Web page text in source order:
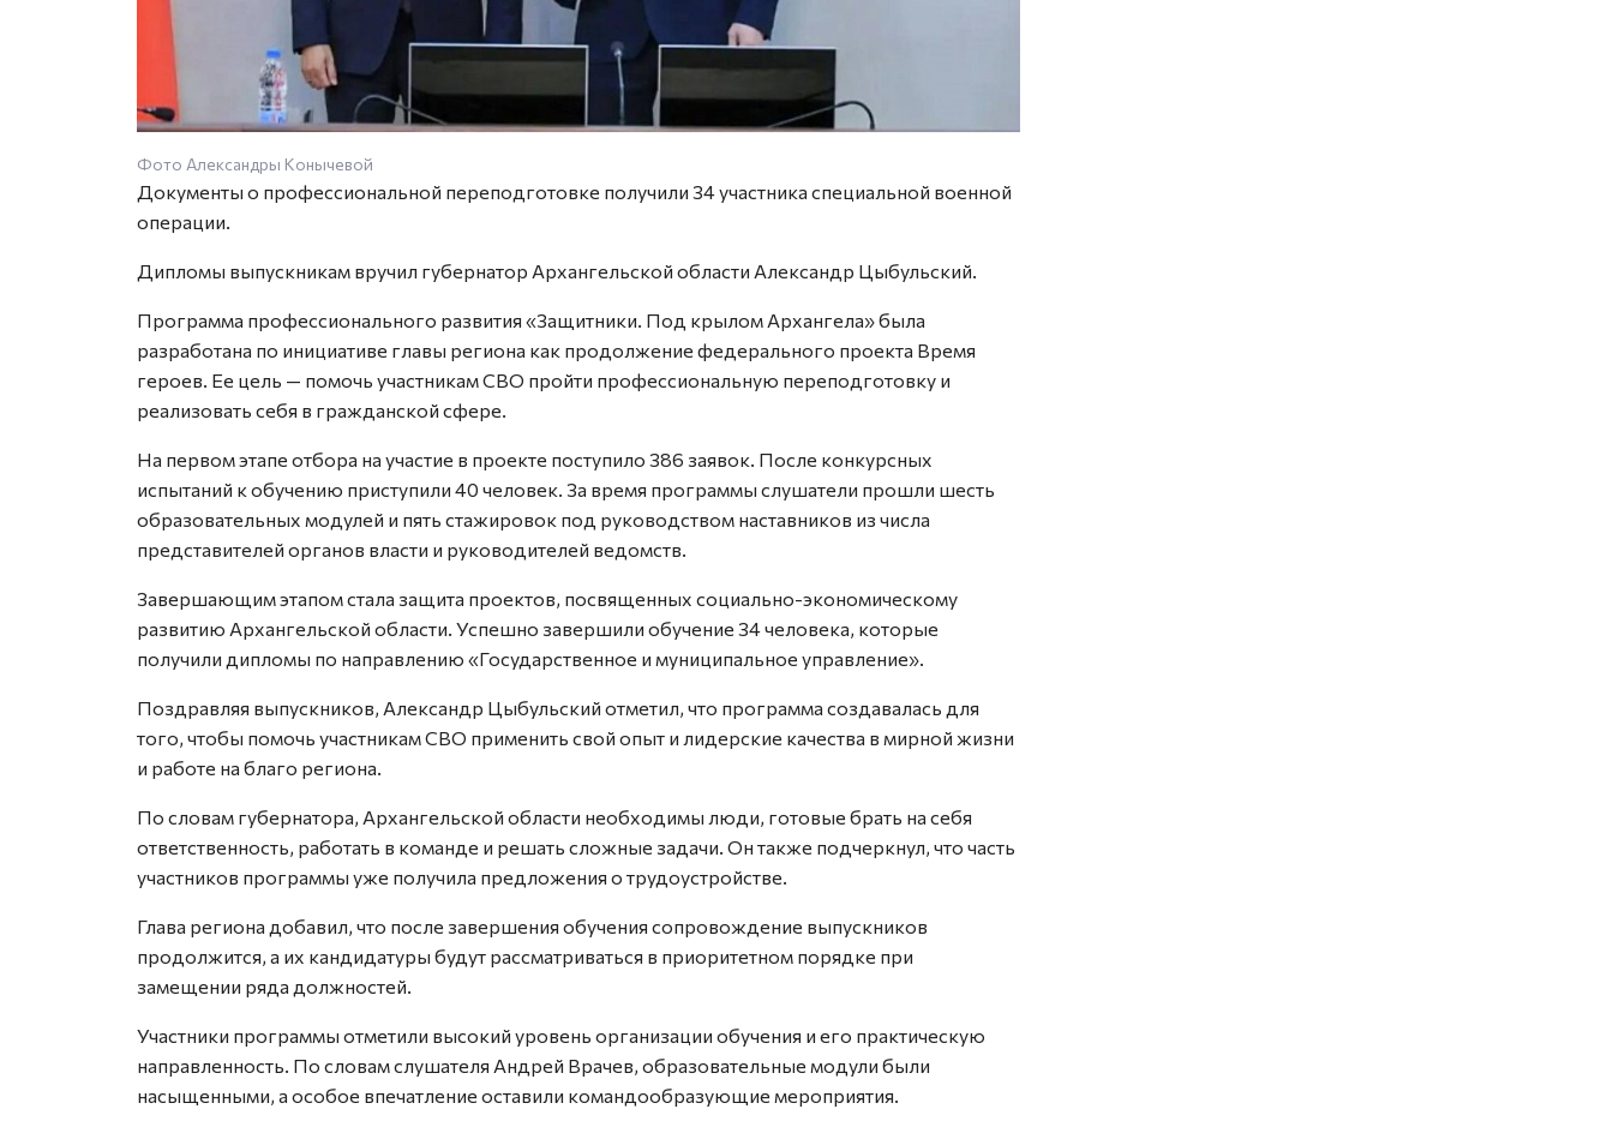
Фото Александры Конычевой
Документы о профессиональной переподготовке получили 34 участника специальной военной
операции.
Дипломы выпускникам вручил губернатор Архангельской области Александр Цыбульский.
Программа профессионального развития «Защитники. Под крылом Архангела» была
разработана по инициативе главы региона как продолжение федерального проекта Время
героев. Ее цель — помочь участникам СВО пройти профессиональную переподготовку и
реализовать себя в гражданской сфере.
На первом этапе отбора на участие в проекте поступило 386 заявок. После конкурсных
испытаний к обучению приступили 40 человек. За время программы слушатели прошли шесть
образовательных модулей и пять стажировок под руководством наставников из числа
представителей органов власти и руководителей ведомств.
Завершающим этапом стала защита проектов, посвященных социально-экономическому
развитию Архангельской области. Успешно завершили обучение 34 человека, которые
получили дипломы по направлению «Государственное и муниципальное управление».
Поздравляя выпускников, Александр Цыбульский отметил, что программа создавалась для
того, чтобы помочь участникам СВО применить свой опыт и лидерские качества в мирной жизни
и работе на благо региона.
По словам губернатора, Архангельской области необходимы люди, готовые брать на себя
ответственность, работать в команде и решать сложные задачи. Он также подчеркнул, что часть
участников программы уже получила предложения о трудоустройстве.
Глава региона добавил, что после завершения обучения сопровождение выпускников
продолжится, а их кандидатуры будут рассматриваться в приоритетном порядке при
замещении ряда должностей.
Участники программы отметили высокий уровень организации обучения и его практическую
направленность. По словам слушателя Андрей Врачев, образовательные модули были
насыщенными, а особое впечатление оставили командообразующие мероприятия.